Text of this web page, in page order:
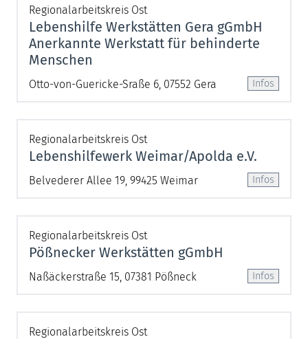
Regionalarbeitskreis Ost
Lebenshilfe Werkstätten Gera gGmbH
Anerkannte Werkstatt für behinderte
Menschen
Otto-von-Guericke-Sraße 6, 07552 Gera
Regionalarbeitskreis Ost
Lebenshilfewerk Weimar/Apolda e.V.
Belvederer Allee 19, 99425 Weimar
Regionalarbeitskreis Ost
Pößnecker Werkstätten gGmbH
Naßäckerstraße 15, 07381 Pößneck
Regionalarbeitskreis Ost